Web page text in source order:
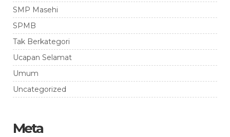
SMP Masehi
SPMB
Tak Berkategori
Ucapan Selamat
Umum
Uncategorized
Meta